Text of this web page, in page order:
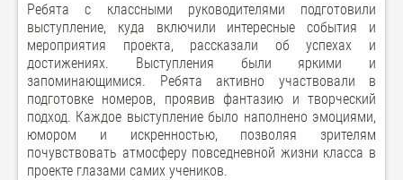
Ребята с классными руководителями подготовили
выступление, куда включили интересные события и
мероприятия проекта, рассказали об успехах и
достижениях. Выступления были яркими и
запоминающимися. Ребята активно участвовали в
подготовке номеров, проявив фантазию и творческий
подход. Каждое выступление было наполнено эмоциями,
юмором и искренностью, позволяя зрителям
почувствовать атмосферу повседневной жизни класса в
проекте глазами самих учеников.